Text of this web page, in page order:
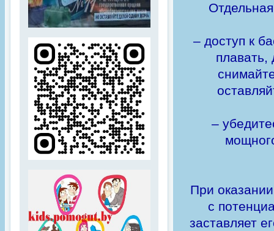
– доступ к
плавать,
–
При
с
заставляет